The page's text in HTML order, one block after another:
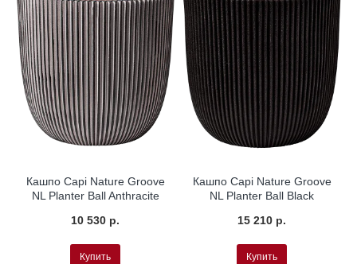
Кашпо Capi Nature Groove
NL Planter Ball Anthracite
10 530 р.
Купить
Кашпо Capi Nature Groove
NL Planter Ball Black
15 210 р.
Купить